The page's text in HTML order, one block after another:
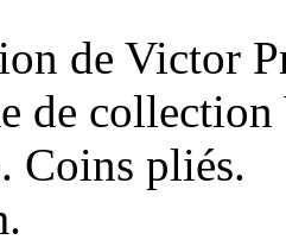
de Victor
de
Coins pliés.